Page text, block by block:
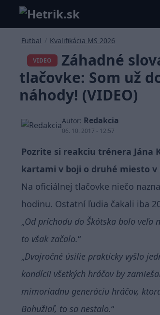
Futbal / Kvalifikácia MS 2026
VIDEO
Záhadné
tlačovke: Som už
náhody! (VIDEO)
Autor: Redakcia
06. 10. 2017 - 12:57
Pozrite si reakciu trénera Jána
kartami v boji o druhé miesto v
Na oficiálnej tlačovke niečo
hodinu. Ostatní ľudia čakali iba
Od príchodu do Škótska bolo veľa
to však začalo.
Dvojročné úsilie prakticky vyšlo
kondícii všetkých hráčov by
mimoriadnu generáciu hráčov,
Bohužiaľ, to sa nestalo.